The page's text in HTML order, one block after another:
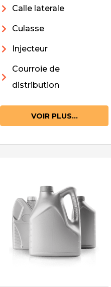
Calle laterale
Culasse
Injecteur
Courroie de
distribution
VOIR PLUS...